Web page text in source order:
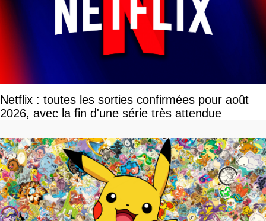
Netflix : toutes les sorties confirmées pour août
2026, avec la fin d'une série très attendue